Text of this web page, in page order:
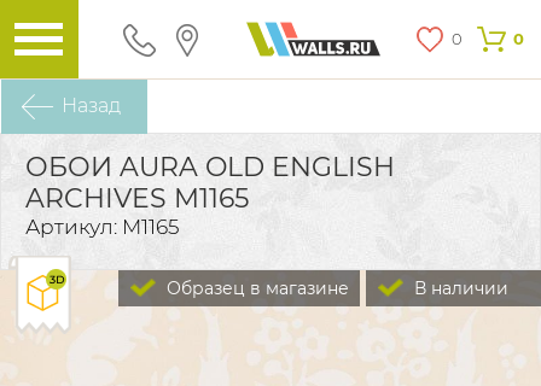
0 0
Назад
ОБОИ AURA OLD ENGLISH
ARCHIVES M1165
Артикул: M1165
В наличии
Образец в магазине